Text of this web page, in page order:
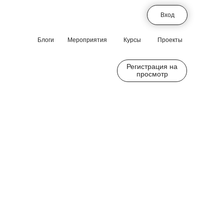
Курсы
Мероприятия Проекты
Блоги
Вход
Регистрация на
просмотр